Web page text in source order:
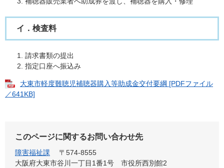
イ．検査料
請求書類の提出
指定口座へ振込み
大東市軽度難聴児補聴器購入等助成金交付要綱 [PDFファイル
／641KB]
このページに関するお問い合わせ先
障害福祉課
〒574-8555
大阪府大東市谷川一丁目1番1号 市役所西別館2